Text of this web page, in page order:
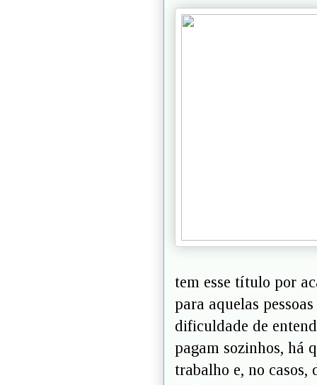
tem esse título por
para aquelas
dificuldade de
pagam sozinhos, há
trabalho e, no casos,